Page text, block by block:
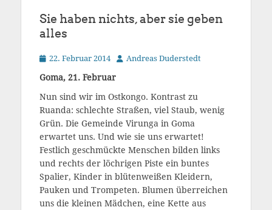
Sie haben nichts, aber sie geben
alles
Veröffentlicht
22. Februar 2014 AutorAndreas Duderstedt
Goma, 21. Februar
Nun sind wir im Ostkongo. Kontrast zu
Ruanda: schlechte Straßen, viel Staub, wenig
Grün. Die Gemeinde Virunga in Goma
erwartet uns. Und wie sie uns erwartet!
Festlich geschmückte Menschen bilden links
und rechts der löchrigen Piste ein buntes
Spalier, Kinder in blütenweißen Kleidern,
Pauken und Trompeten. Blumen überreichen
uns die kleinen Mädchen, eine Kette aus